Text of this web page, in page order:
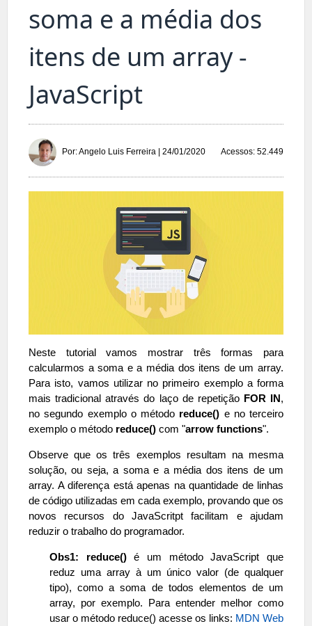
soma e a média dos
itens de um array -
JavaScript
Por: Angelo Luis Ferreira | 24/01/2020 Acessos: 52.449
Neste tutorial vamos mostrar três formas para
calcularmos a soma e a média dos itens de um array.
Para isto, vamos utilizar no primeiro exemplo a forma
mais tradicional através do laço de repetição FOR IN,
no segundo exemplo o método reduce() e no terceiro
exemplo o método reduce() com "arrow functions".
Observe que os três exemplos resultam na mesma
solução, ou seja, a soma e a média dos itens de um
array. A diferença está apenas na quantidade de linhas
de código utilizadas em cada exemplo, provando que os
novos recursos do JavaScritpt facilitam e ajudam
reduzir o trabalho do programador.
Obs1: reduce()é um método JavaScript que
reduz uma array à um único valor (de qualquer
tipo), como a soma de todos elementos de um
array, por exemplo. Para entender melhor como
usar o método reduce() acesse os links: MDN Web